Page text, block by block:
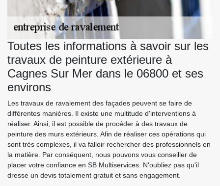
Toutes les informations à savoir sur les
travaux de peinture extérieure à
Cagnes Sur Mer dans le 06800 et ses
environs
Les travaux de ravalement des façades peuvent se faire de
différentes manières. Il existe une multitude d'interventions à
réaliser. Ainsi, il est possible de procéder à des travaux de
peinture des murs extérieurs. Afin de réaliser ces opérations qui
sont très complexes, il va falloir rechercher des professionnels en
la matière. Par conséquent, nous pouvons vous conseiller de
placer votre confiance en SB Multiservices. N'oubliez pas qu'il
dresse un devis totalement gratuit et sans engagement.